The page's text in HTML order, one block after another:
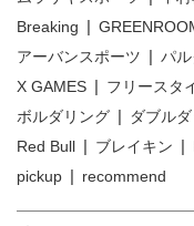
Breaking
アーバンスポーツ
パ
X GAMES
フリースタ
ボルダリング
ダブル
Red Bull
ブレイキン
pickup
recommend